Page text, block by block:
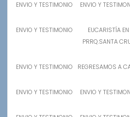
ENVIO Y TESTIMONIO ENVIO Y
ENVIO Y TESTIMONIO
EUCARISTÍA EN
PRRQ.SANTA
ENVIO Y TESTIMONIO REGRESAMOS A
ENVIO Y TESTIMONIO ENVIO Y